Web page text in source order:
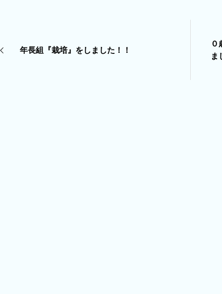
年長組『栽培』をしました！！
０
ま